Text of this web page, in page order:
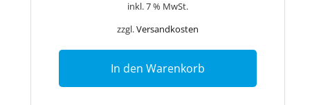
inkl. 7 % MwSt.
zzgl.Versandkosten
In den Warenkorb